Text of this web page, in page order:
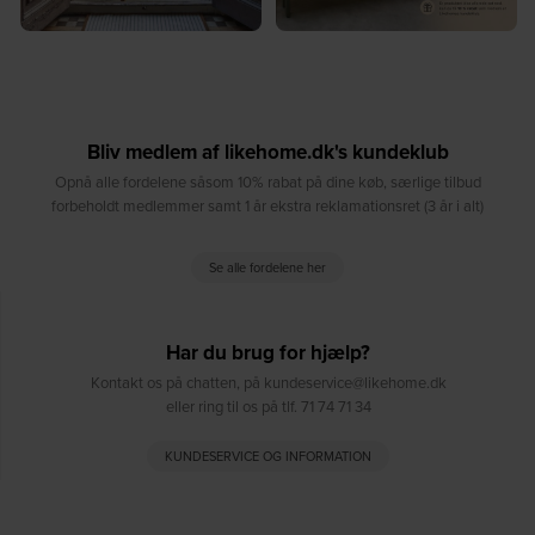
Bliv medlem af likehome.dk's kundeklub
Opnå alle fordelene såsom 10% rabat på dine køb, særlige tilbud
forbeholdt medlemmer samt 1 år ekstra reklamationsret (3 år i alt)
Se alle fordelene her
Har du brug for hjælp?
Kontakt os på chatten, på kundeservice@likehome.dk
eller ring til os på tlf. 71 74 71 34
KUNDESERVICE OG INFORMATION